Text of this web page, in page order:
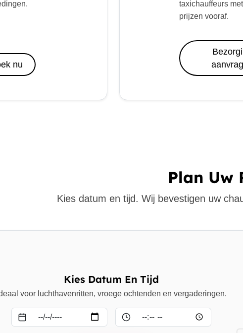
nu
taxichauffeurs
prijzen vooraf.
Plan Uw
Kies datum en tijd. Wij bevestigen uw
Kies Datum En Tijd
voor luchthavenritten, vroege ochtenden en vergaderingen.